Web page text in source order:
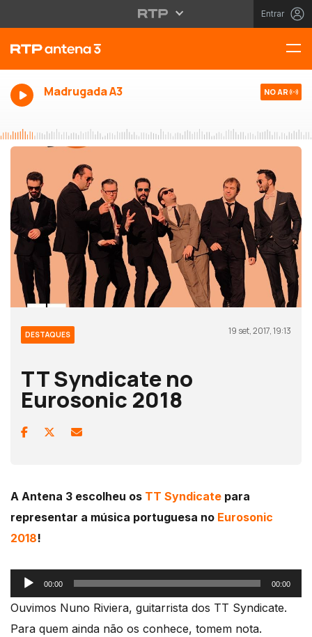
Entrar
Madrugada A3 NO AR
DESTAQUES 19 set, 2017, 19:13
TT Syndicate no
Eurosonic 2018
A Antena 3 escolheu os TT Syndicate para
representar a música portuguesa no Eurosonic
2018!
Reprodutor
de
áudio
00:00 00:00
Ouvimos Nuno Riviera, guitarrista dos TT Syndicate.
Para quem ainda não os conhece, tomem nota.